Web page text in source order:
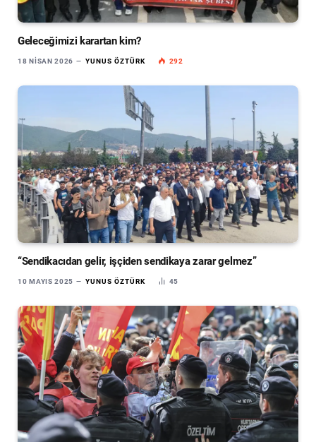
Geleceğimizi karartan kim?
18 NISAN 2026 YUNUS ÖZTÜRK 292
“Sendikacıdan gelir, işçiden sendikaya zarar gelmez”
10 MAYIS 2025 YUNUS ÖZTÜRK 45